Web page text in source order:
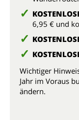
6,95 € und
Wichtiger
Jahr im Voraus
ändern.